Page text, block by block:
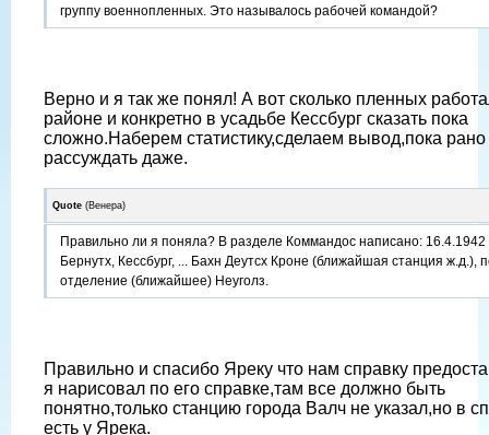
группу военнопленных. Это называлось рабочей командой?
Верно и я так же понял! А вот сколько пленных
районе и конкретно в усадьбе Кессбург сказать пока
сложно.Наберем статистику,сделаем вывод,пока рано
рассуждать даже.
Quote (Венера)
Правильно ли я поняла? В разделе Коммандос написано: 16.4.1942
Бернутх, Кессбург, ... Бахн Деутсх Кроне (ближайшая станция ж.д.),
отделение (ближайшее) Неуголз.
Правильно и спасибо Яреку что нам справку
я нарисовал по его справке,там все должно быть
понятно,только станцию города Валч не указал,но в
есть у Ярека.